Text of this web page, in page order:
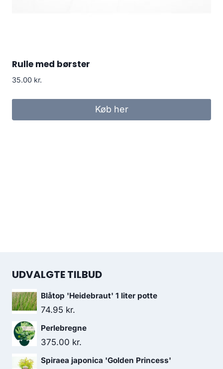
Rulle med børster
35.00 kr.
Køb her
UDVALGTE TILBUD
Blåtop 'Heidebraut' 1 liter potte
74.95 kr.
Perlebregne
375.00 kr.
Spiraea japonica 'Golden Princess'